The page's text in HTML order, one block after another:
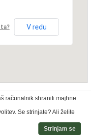
V redu
računalnik shraniti majhne
Se strinjate? Ali želite
Strinjam se